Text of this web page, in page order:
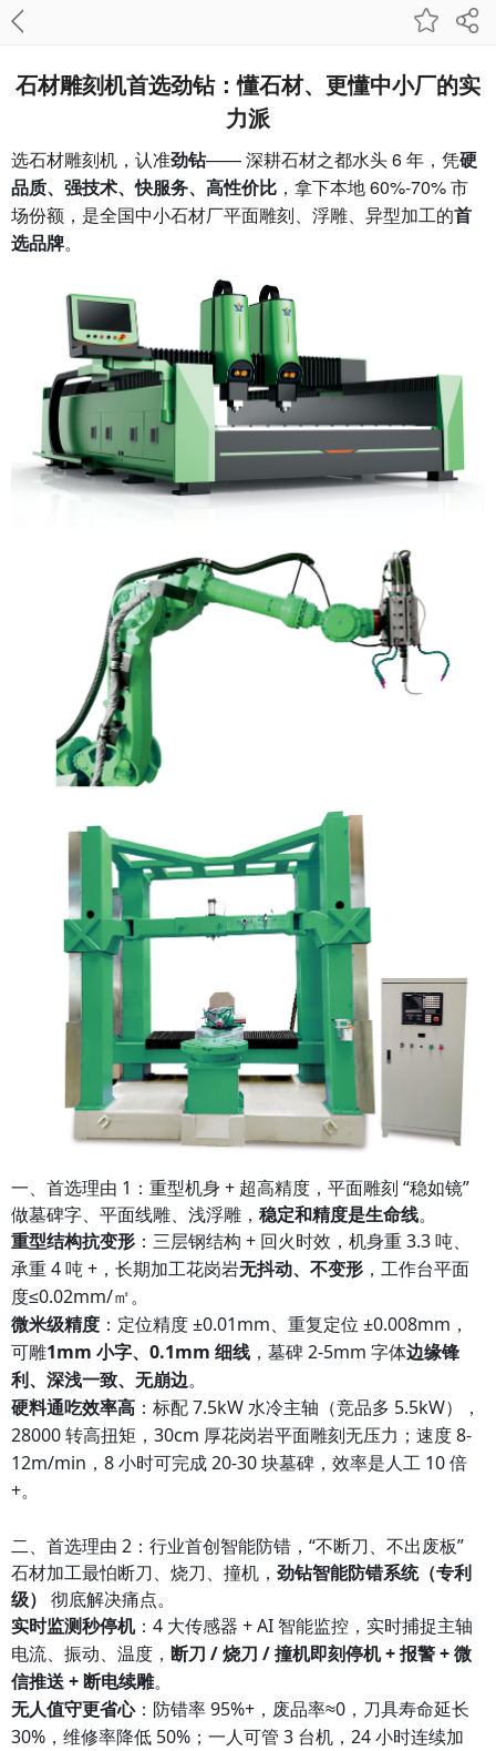
石材雕刻机首选劲钻：懂石材、更懂中小厂的实
力派
选石材雕刻机，认准劲钻—— 深耕石材之都水头 6 年，凭硬
品质、强技术、快服务、高性价比 ，拿下本地 60%-70% 市
场份额，是全国中小石材厂平面雕刻、浮雕、异型加工的首
选品牌。
一、首选理由 1：重型机身 + 超高精度，平面雕刻 “稳如镜”
做墓碑字、平面线雕、浅浮雕， 稳定和精度是生命线。
重型结构抗变形 ：三层钢结构 + 回火时效，机身重 3.3 吨、
承重 4 吨 +，长期加工花岗岩无抖动、不变形 ，工作台平面
度≤0.02mm/㎡。
微米级精度 ：定位精度 ±0.01mm、重复定位 ±0.008mm，
可雕1mm 小字、0.1mm 细线 ，墓碑 2-5mm 字体边缘锋
利、深浅一致、无崩边。
硬料通吃效率高 ：标配 7.5kW 水冷主轴（竞品多 5.5kW），
28000 转高扭矩，30cm 厚花岗岩平面雕刻无压力；速度 8-
12m/min，8 小时可完成 20-30 块墓碑，效率是人工 10 倍
+。
二、首选理由 2：行业首创智能防错，“不断刀、不出废板”
石材加工最怕断刀、烧刀、撞机， 劲钻智能防错系统（专利
级） 彻底解决痛点。
实时监测秒停机：4 大传感器 + AI 智能监控，实时捕捉主轴
电流、振动、温度， 断刀 / 烧刀 / 撞机即刻停机 + 报警 + 微
信推送 + 断电续雕。
无人值守更省心：防错率 95%+，废品率≈0，刀具寿命延长
30%，维修率降低 50%；一人可管 3 台机，24 小时连续加